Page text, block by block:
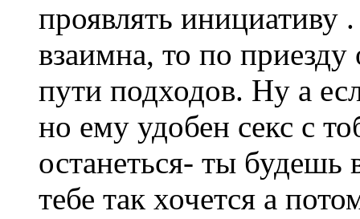
проявлять инициативу
взаимна, то по приезду
пути подходов. Ну а
но ему удобен секс с
останеться- ты будешь
тебе так хочется а